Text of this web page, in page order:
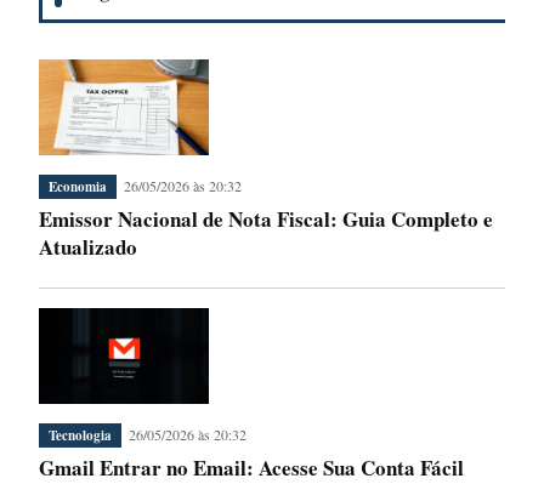
Economia 26/05/2026 às 20:32
Emissor Nacional de Nota Fiscal: Guia Completo e
Atualizado
Tecnologia 26/05/2026 às 20:32
Gmail Entrar no Email: Acesse Sua Conta Fácil